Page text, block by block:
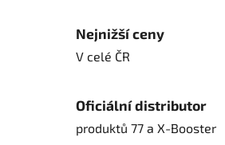
Nejnižší ceny
V celé ČR
Oficiální distributor
produktů 77 a X-Booster